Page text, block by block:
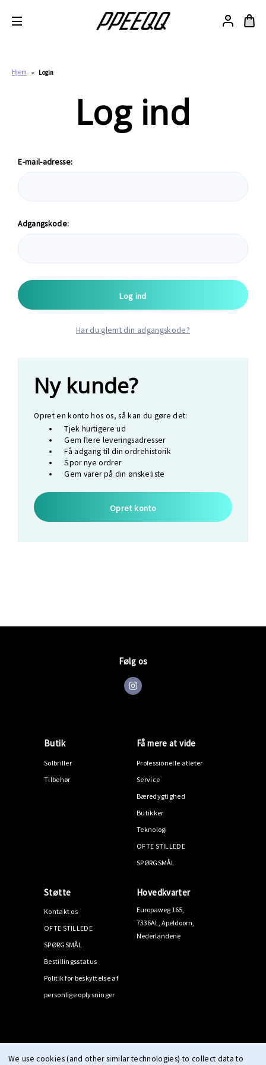
Hjem Login
Log ind
E-mail-adresse:
Adgangskode:
Har du glemt din adgangskode?
Ny kunde?
Opret en konto hos os, så kan du gøre det:
Tjek hurtigere ud
Gem flere leveringsadresser
Få adgang til din ordrehistorik
Spor nye ordrer
Gem varer på din ønskeliste
Opret konto
Følg os
Butik
Solbriller
Tilbehør
Få mere at vide
Professionelle atleter
Service
Bæredygtighed
Butikker
Teknologi
OFTE STILLEDE
SPØRGSMÅL
Støtte
Kontakt os
OFTE STILLEDE
SPØRGSMÅL
Bestillingsstatus
Politik for beskyttelse af
personlige oplysninger
Hovedkvarter
Europaweg 165,
7336AL, Apeldoorn,
Nederlandene
We use cookies (and other similar technologies) to collect data to